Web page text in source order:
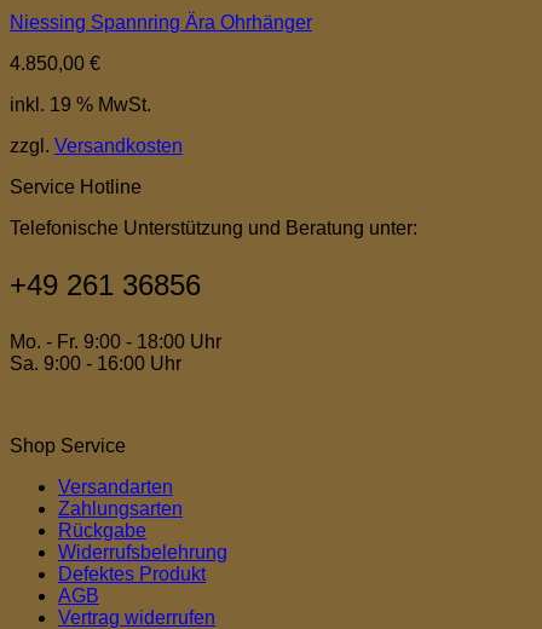
Niessing Spannring Ära Ohrhänger
4.850,00 €
inkl. 19 % MwSt.
zzgl. Versandkosten
Service Hotline
Telefonische Unterstützung und Beratung unter:
+49 261 36856
Mo. - Fr. 9:00 - 18:00 Uhr
Sa. 9:00 - 16:00 Uhr
Shop Service
Versandarten
Zahlungsarten
Rückgabe
Widerrufsbelehrung
Defektes Produkt
AGB
Vertrag widerrufen